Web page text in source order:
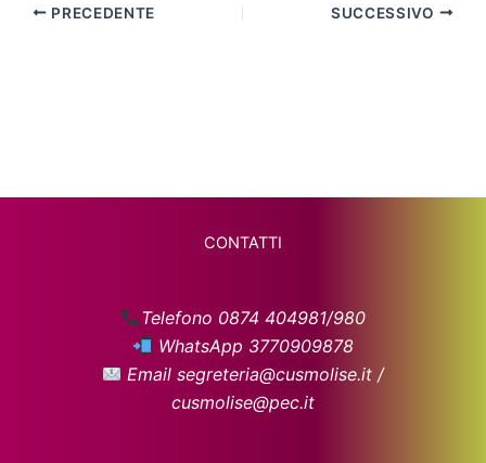
PRECEDENTE SUCCESSIVO
CONTATTI
Telefono 0874 404981/980
WhatsApp 3770909878
Email segreteria@cusmolise.it /
cusmolise@pec.it